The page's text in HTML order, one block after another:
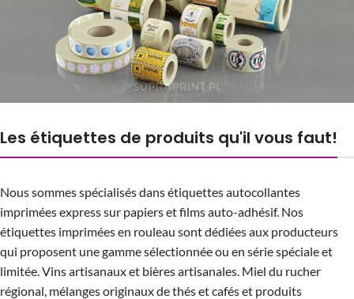
Les étiquettes de produits qu'il vous faut!
Nous sommes spécialisés dans étiquettes autocollantes
imprimées express sur papiers et films auto-adhésif. Nos
étiquettes imprimées en rouleau sont dédiées aux producteurs
qui proposent une gamme sélectionnée ou en série spéciale et
limitée. Vins artisanaux et bières artisanales. Miel du rucher
régional, mélanges originaux de thés et cafés et produits